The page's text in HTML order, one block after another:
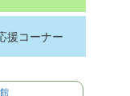
援コーナー